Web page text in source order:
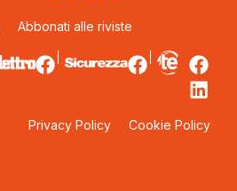
Abbonati alle riviste
Privacy Policy Cookie Policy